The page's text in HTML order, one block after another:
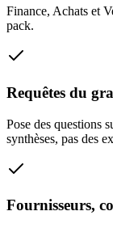
Finance, Achats et
pack.
Requêtes du
Pose des questions
synthèses, pas des
Fournisseurs,